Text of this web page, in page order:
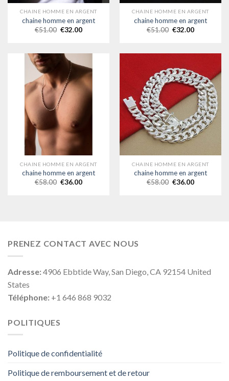
CHAINE HOMME EN ARGENT
chaine homme en argent
€51.00 €32.00
CHAINE HOMME EN ARGENT
chaine homme en argent
€51.00 €32.00
CHAINE HOMME EN ARGENT
chaine homme en argent
€58.00 €36.00
CHAINE HOMME EN ARGENT
chaine homme en argent
€58.00 €36.00
PRENEZ CONTACT AVEC NOUS
Adresse:4906 Ebbtide Way, San Diego, CA 92154 United
States
Téléphone: +1 646 868 9032
POLITIQUES
Politique de confidentialité
Politique de remboursement et de retour